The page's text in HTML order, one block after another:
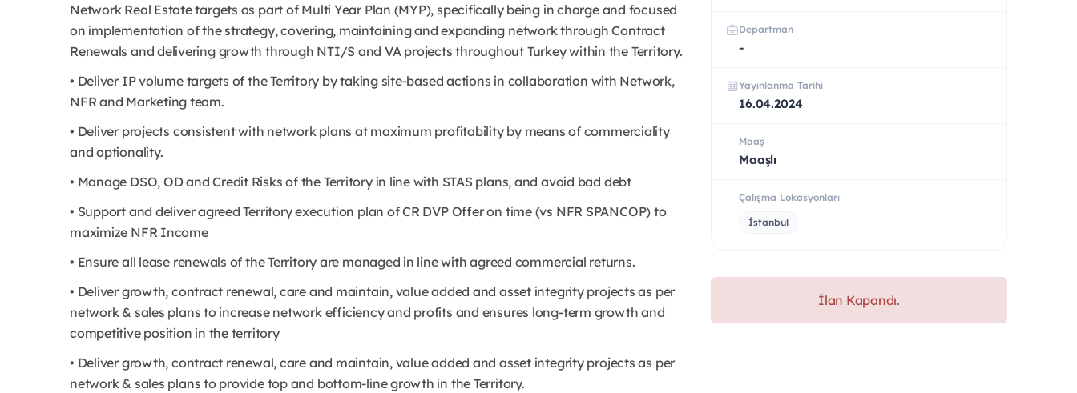
Network Real Estate targets as part of Multi Year Plan (MYP), specifically being in charge and focused
on implementation of the strategy, covering, maintaining and expanding network through Contract
Renewals and delivering growth through NTI/S and VA projects throughout Turkey within the Territory.
• Deliver IP volume targets of the Territory by taking site-based actions in collaboration with Network,
NFR and Marketing team.
• Deliver projects consistent with network plans at maximum profitability by means of commerciality
and optionality.
• Manage DSO, OD and Credit Risks of the Territory in line with STAS plans, and avoid bad debt
• Support and deliver agreed Territory execution plan of CR DVP Offer on time (vs NFR SPANCOP) to
maximize NFR Income
• Ensure all lease renewals of the Territory are managed in line with agreed commercial returns.
• Deliver growth, contract renewal, care and maintain, value added and asset integrity projects as per
network & sales plans to increase network efficiency and profits and ensures long-term growth and
competitive position in the territory
• Deliver growth, contract renewal, care and maintain, value added and asset integrity projects as per
network & sales plans to provide top and bottom-line growth in the Territory.
Departman
-
Yayınlanma Tarihi
16.04.2024
Maaş
Maaşlı
Çalışma Lokasyonları
İstanbul
İlan Kapandı.